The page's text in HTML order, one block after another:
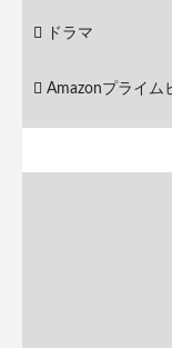
ドラマ
Amazonプライム